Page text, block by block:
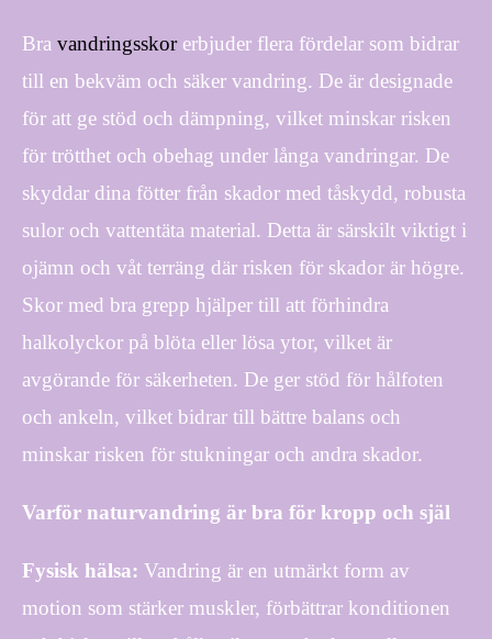
Bra vandringsskor erbjuder flera fördelar som bidrar
till en bekväm och säker vandring. De är designade
för att ge stöd och dämpning, vilket minskar risken
för trötthet och obehag under långa vandringar. De
skyddar dina fötter från skador med tåskydd, robusta
sulor och vattentäta material. Detta är särskilt viktigt i
ojämn och våt terräng där risken för skador är högre.
Skor med bra grepp hjälper till att förhindra
halkolyckor på blöta eller lösa ytor, vilket är
avgörande för säkerheten. De ger stöd för hålfoten
och ankeln, vilket bidrar till bättre balans och
minskar risken för stukningar och andra skador.
Varför naturvandring är bra för kropp och själ
Fysisk hälsa: Vandring är en utmärkt form av
motion som stärker muskler, förbättrar konditionen